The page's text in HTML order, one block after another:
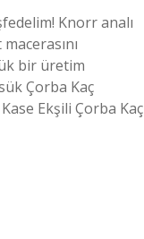
Knorr analı
bir üretim
Çorba Kaç
Ekşili Çorba Kaç